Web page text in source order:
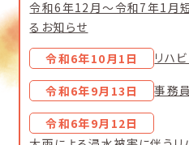
令和6年12月～令和7年1月
るお知らせ
令和6年10月1日
リハ
令和6年9月13日 事務
令和6年9月12日